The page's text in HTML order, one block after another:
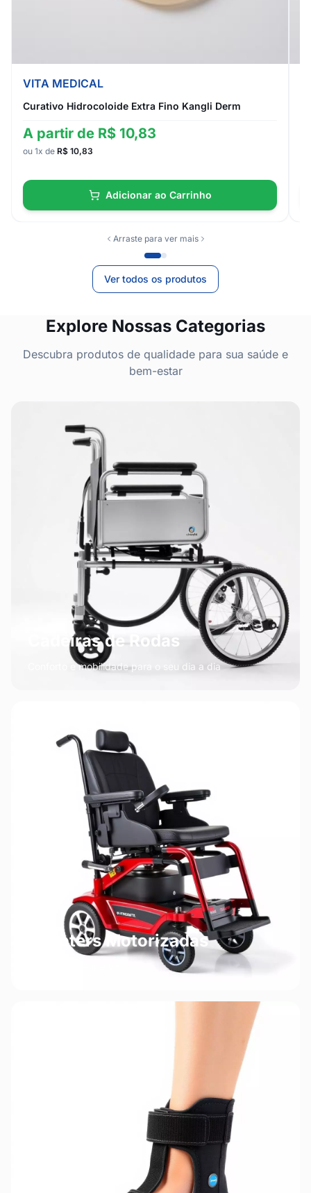
VITA MEDICAL
Curativo Hidrocoloide Extra Fino Kangli Derm
A partir de R$ 10,83
ou 1x de R$ 10,83
Adicionar ao Carrinho
Arraste para ver mais
Ver todos os produtos
Explore Nossas Categorias
Descubra produtos de qualidade para sua saúde e
bem-estar
Cadeiras de Rodas
Conforto e mobilidade para o seu dia a dia
Scooters Motorizadas